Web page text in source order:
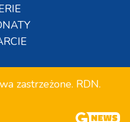
zastrzeżone. RDN.